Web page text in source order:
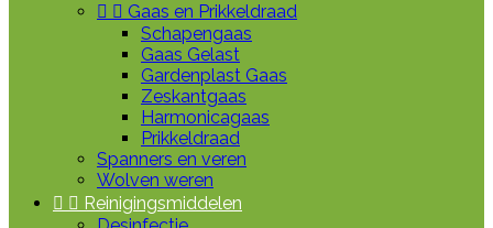
  Gaas en Prikkeldraad
Schapengaas
Gaas Gelast
Gardenplast Gaas
Zeskantgaas
Harmonicagaas
Prikkeldraad
Spanners en veren
Wolven weren
  Reinigingsmiddelen